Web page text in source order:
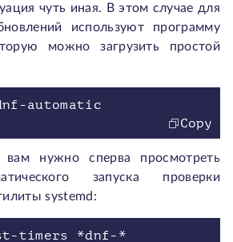
чуть иная. В этом случае для
используют программу
можно загрузить простой
Copy
вам нужно сперва просмотреть
запуска проверки
systemd: